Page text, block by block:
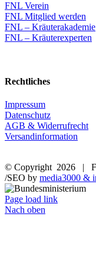
FNL Verein
FNL Mitglied werden
FNL – Kräuterakademie
FNL – Kräuterexperten
Rechtliches
Impressum
Datenschutz
AGB & Widerrufrecht
Versandinformation
© Copyright 2026 |
/SEO by media3000 &
Page load link
Nach oben